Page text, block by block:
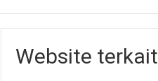
Website terkait